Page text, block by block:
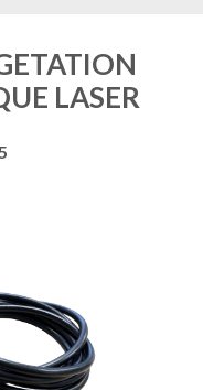
LASER